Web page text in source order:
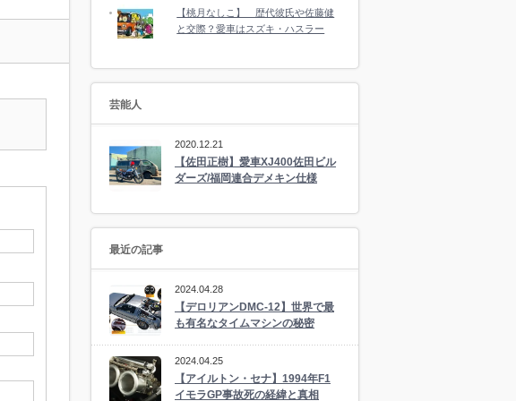
【桃月なしこ】 歴代彼氏や佐藤健
と交際？愛車はスズキ・ハスラー
芸能人
2020.12.21
【佐田正樹】愛車XJ400佐田ビル
ダーズ/福岡連合デメキン仕様
最近の記事
2024.04.28
【デロリアンDMC-12】世界で最
も有名なタイムマシンの秘密
2024.04.25
【アイルトン・セナ】1994年F1
イモラGP事故死の経緯と真相